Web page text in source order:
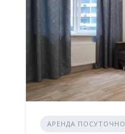
АРЕНДА ПОСУТОЧНО